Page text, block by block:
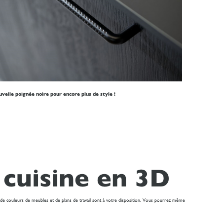
poignée noire pour encore plus de style !
en 3D
couleurs de meubles et de plans de travail sont à votre disposition. Vous pourrez même